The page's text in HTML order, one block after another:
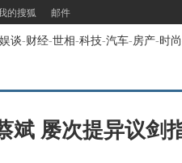
的搜狐 邮件
娱谈-财经-世相-科技-汽车-房产-时尚
斌 屡次提异议剑